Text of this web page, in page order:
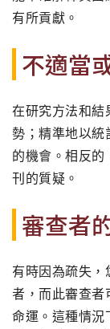
有所貢獻。
不適當
在研究方法和結
勢；精準地以統
的機會。相反
刊的質疑。
審查者
有時因為疏失
者，而此審查者
命運。這種情況